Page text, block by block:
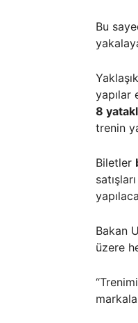
Bu
Yaklaşık
yapılar
8
trenin
Biletler
satışları
Bakan
üzere